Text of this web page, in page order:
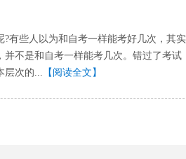
?有些人以为和自考一样能考好几次，其实
不是和自考一样能考几次。错过了考试
层次的... 【阅读全文】